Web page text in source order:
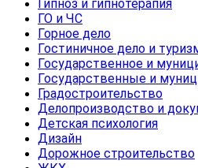
Гипноз и гипнотерапия
ГО и ЧС
Горное дело
Гостиничное дело и
Государственное и
Государственные и
Градостроительство
Делопроизводство и
Детская психология
Дизайн
Дорожное строительство